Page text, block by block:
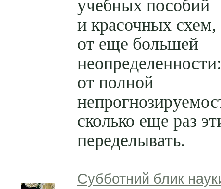
учебных пособий
и красочных схем,
от еще большей
неопределенности:
от полной
сколько еще раз
переделывать.
Субботний блик